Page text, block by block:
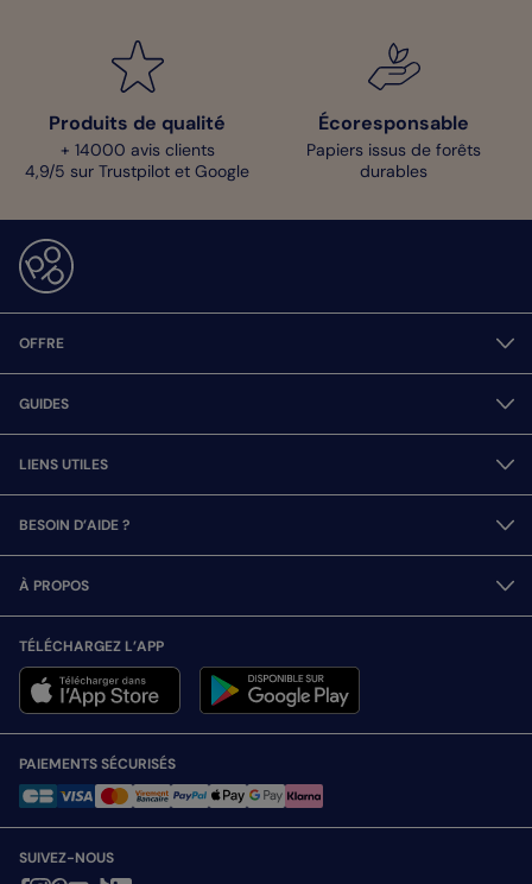
Produits de qualité
+ 14000 avis clients
4,9/5 sur Trustpilot et Google
Écoresponsable
Papiers issus de forêts
durables
OFFRE
GUIDES
LIENS UTILES
BESOIN D’AIDE ?
À PROPOS
TÉLÉCHARGEZ L’APP
PAIEMENTS SÉCURISÉS
SUIVEZ-NOUS